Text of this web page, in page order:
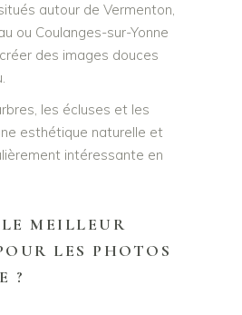
autour de Vermenton,
ou Coulanges-sur-Yonne
des images douces
les écluses et les
esthétique naturelle et
intéressante en
MEILLEUR
LES PHOTOS
?